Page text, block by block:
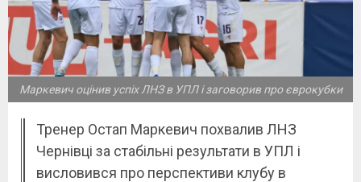
Маркевич оцінив успіх ЛНЗ в УПЛ і заговорив про єврокубки
Тренер Остап Маркевич похвалив ЛНЗ
Чернівці за стабільні результати в УПЛ і
висловився про перспективи клубу в